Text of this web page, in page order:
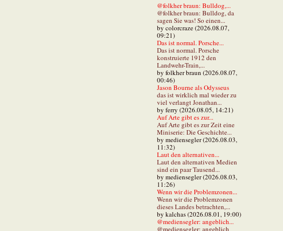
@folkher braun: Bulldog,...
@folkher braun: Bulldog, da
sagen Sie was! So einen...
by colorcraze (2026.08.07,
09:21)
Das ist normal. Porsche...
Das ist normal. Porsche
konstruierte 1912 den
Landwehr-Train,...
by folkher braun (2026.08.07,
00:46)
Jason Bourne als Odysseus
das ist wirklich mal wieder zu
viel verlangt Jonathan...
by ferry (2026.08.05, 14:21)
Auf Arte gibt es zur...
Auf Arte gibt es zur Zeit eine
Miniserie: Die Geschichte...
by mediensegler (2026.08.03,
11:32)
Laut den alternativen...
Laut den alternativen Medien
sind ein paar Tausend...
by mediensegler (2026.08.03,
11:26)
Wenn wir die Problemzonen...
Wenn wir die Problemzonen
dieses Landes betrachten,...
by kalchas (2026.08.01, 19:00)
@mediensegler: angeblich...
@mediensegler: angeblich